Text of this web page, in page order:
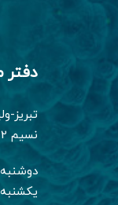
دفتر
نسیم 2-طبقه 3-واحد C3
دوشنبه تا